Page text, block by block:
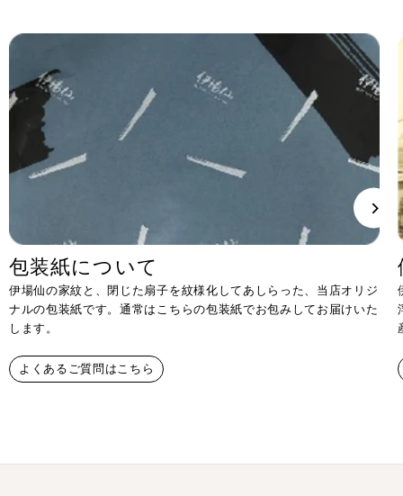
包装紙について
伊場仙の家紋と、閉じた扇子を紋様化してあしらった、当店オリジ
ナルの包装紙です。通常はこちらの包装紙でお包みしてお届けいた
します。
よくあるご質問はこちら